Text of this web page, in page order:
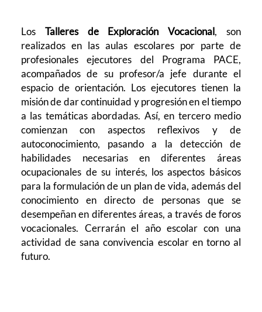
Los Talleres de Exploración Vocacional, son
realizados en las aulas escolares por parte de
profesionales ejecutores del Programa PACE,
acompañados de su profesor/a jefe durante el
espacio de orientación. Los ejecutores tienen la
misión de dar continuidad y progresión en el tiempo
a las temáticas abordadas. Así, en tercero medio
comienzan con aspectos reflexivos y de
autoconocimiento, pasando a la detección de
habilidades necesarias en diferentes áreas
ocupacionales de su interés, los aspectos básicos
para la formulación de un plan de vida, además del
conocimiento en directo de personas que se
desempeñan en diferentes áreas, a través de foros
vocacionales. Cerrarán el año escolar con una
actividad de sana convivencia escolar en torno al
futuro.